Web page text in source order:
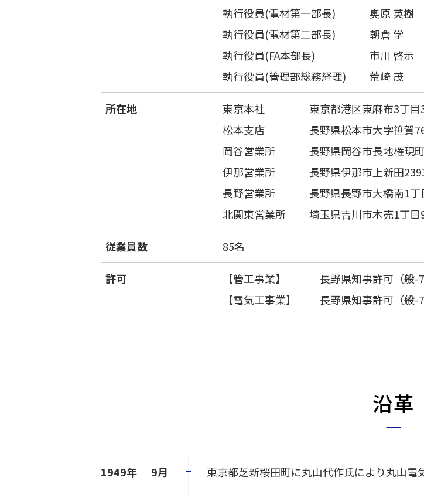
執行役員(電材第一部長)
奥原 英樹
執行役員(電材第二部長)
朝倉 学
執行役員(FA本部長)
市川 啓示
執行役員(管理部総務経理)
荒崎 茂
所在地 東京本社
東京都港区東麻布3丁目
松本支店
長野県松本市大字笹賀
岡谷営業所
長野県岡谷市長地権現
伊那営業所
長野県伊那市上新田
長野営業所
長野県長野市大橋南1丁
北関東営業所
埼玉県吉川市木売1丁
従業員数 85名
許可 【管工事業】
長野県知事許可（般-
【電気工事業】
長野県知事許可（般-
沿革
1949年 9月
東京都芝新桜田町に丸山代作氏により丸山電